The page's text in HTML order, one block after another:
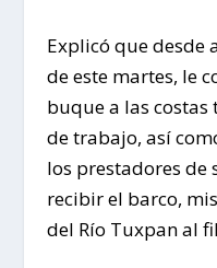
Explicó que desde
de este martes, le
buque a las costas
de trabajo, así
los prestadores de
recibir el barco,
del Río Tuxpan al